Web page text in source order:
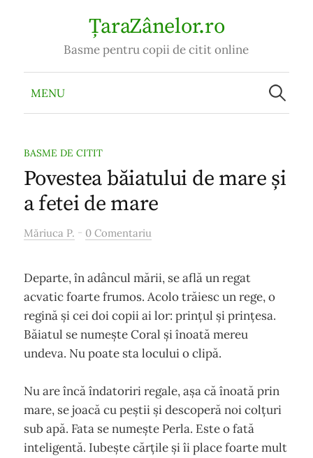
content
ȚaraZânelor.ro
Basme pentru copii de citit online
MENU
Caută
după:
BASME DE CITIT
Povestea băiatului de mare și
a fetei de mare
Măriuca P. - 0 Comentariu
Departe, în adâncul mării, se află un regat
acvatic foarte frumos. Acolo trăiesc un rege, o
regină și cei doi copii ai lor: prințul și prințesa.
Băiatul se numește Coral și înoată mereu
undeva. Nu poate sta locului o clipă.
Nu are încă îndatoriri regale, așa că înoată prin
mare, se joacă cu peștii și descoperă noi colțuri
sub apă. Fata se numește Perla. Este o fată
inteligentă. Iubește cărțile și îi place foarte mult